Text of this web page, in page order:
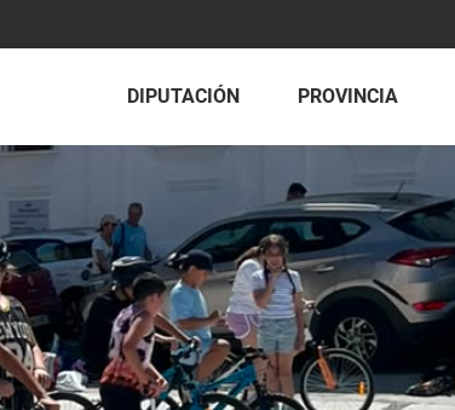
DIPUTACIÓN PROVINCIA